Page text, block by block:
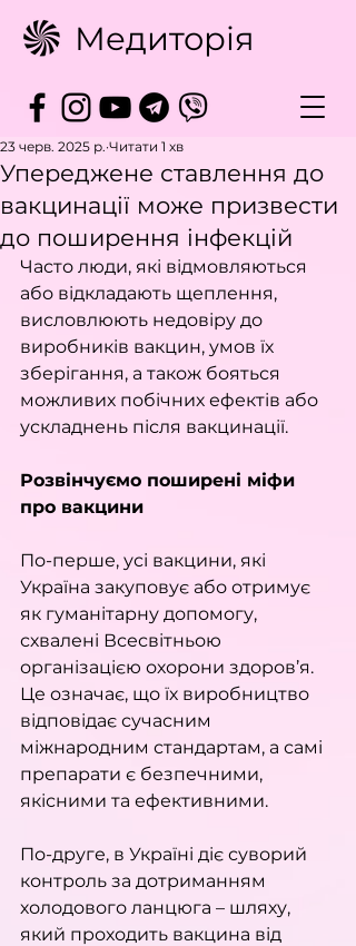
Медиторія
Упереджене ставлення до
вакцинації може призвести
до поширення інфекцій
23 черв. 2025 р. Читати 1 хв
Часто люди, які відмовляються
або відкладають щеплення,
висловлюють недовіру до
виробників вакцин, умов їх
зберігання, а також бояться
можливих побічних ефектів або
ускладнень після вакцинації.
Розвінчуємо поширені міфи
про вакцини
По-перше, усі вакцини, які
Україна закуповує або отримує
як гуманітарну допомогу,
схвалені Всесвітньою
організацією охорони здоров’я.
Це означає, що їх виробництво
відповідає сучасним
міжнародним стандартам, а самі
препарати є безпечними,
якісними та ефективними.
По-друге, в Україні діє суворий
контроль за дотриманням
холодового ланцюга – шляху,
який проходить вакцина від